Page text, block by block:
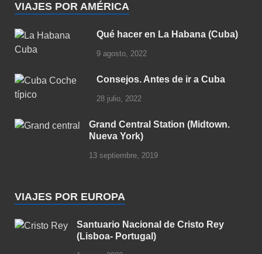
VIAJES POR AMÉRICA
Qué hacer en La Habana (Cuba)
9 agosto, 2022
Consejos. Antes de ir a Cuba
28 julio, 2022
Grand Central Station (Midtown.
Nueva York)
13 septiembre, 2019
VIAJES POR EUROPA
Santuario Nacional de Cristo Rey
(Lisboa- Portugal)